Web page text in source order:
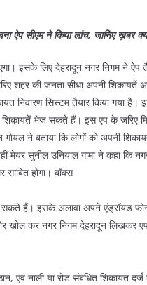
ऐप सीएम ने किया लांच, जानिए ख़बर
इसके लिए देहरादून नगर निगम ने ऐप
शहर की जनता सीधा अपनी शिकायतें
निवारण सिस्टम तैयार किया गया है।
भेज सकते हैं। इस एप के जरिए
ने बताया कि लोगों को अपनी
मेयर सुनील उनियाल गामा ने कहा कि
होगा। बॉक्स
हैं। इसके अलावा अपने एंड्रॉयड
खोल कर नगर निगम देहरादून लिखकर
एवं नाली या रोड संबंधित शिकायत